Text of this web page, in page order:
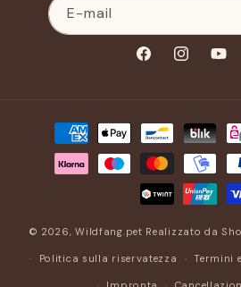
E-mail
FacebookInstagram
Metodi
pagamento
© 2026,Wildfang.pet Realizzato da
Politica sulla riservatezza Termini